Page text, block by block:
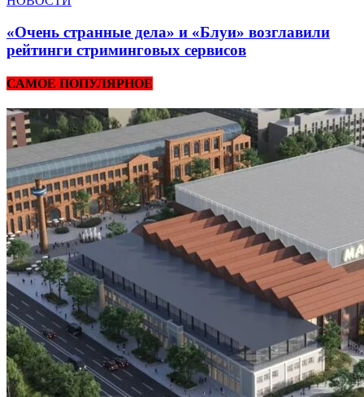
«Очень странные дела» и «Блуи» возглавили
рейтинги стриминговых сервисов
САМОЕ ПОПУЛЯРНОЕ